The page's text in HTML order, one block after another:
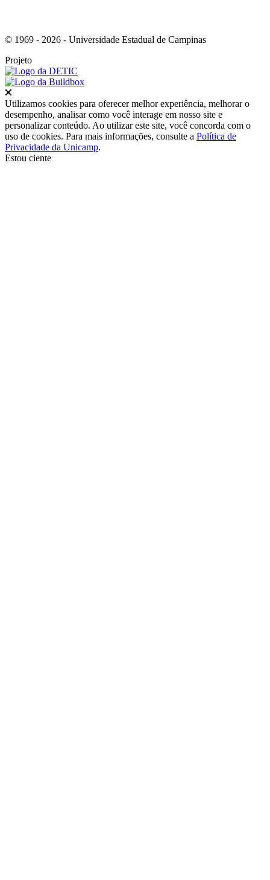
© 1969 - 2026 - Universidade Estadual de Campinas
Projeto
Utilizamos cookies para oferecer melhor experiência, melhorar o
desempenho, analisar como você interage em nosso site e
personalizar conteúdo. Ao utilizar este site, você concorda com o
uso de cookies. Para mais informações, consulte a Política de
Privacidade da Unicamp.
Estou ciente